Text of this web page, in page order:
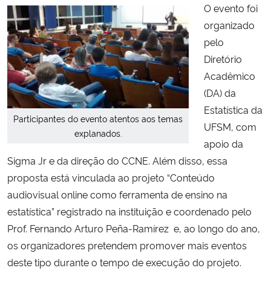
Participantes do evento atentos aos temas
explanados.
O evento foi
organizado
pelo
Diretório
Acadêmico
(DA) da
Estatística da
UFSM, com
apoio da
Sigma Jr e da direção do CCNE. Além disso, essa
proposta está vinculada ao projeto “Conteúdo
audiovisual online como ferramenta de ensino na
estatística” registrado na instituição e coordenado pelo
Prof. Fernando Arturo Peña-Ramírez e, ao longo do ano,
os organizadores pretendem promover mais eventos
deste tipo durante o tempo de execução do projeto.